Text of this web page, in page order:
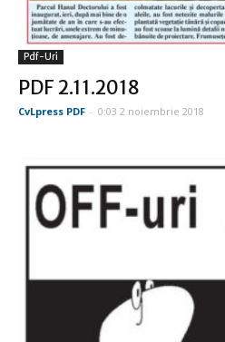
Pdf-Uri
PDF 2.11.2018
CvLpress PDF - 0:03 2 noiembrie 2018